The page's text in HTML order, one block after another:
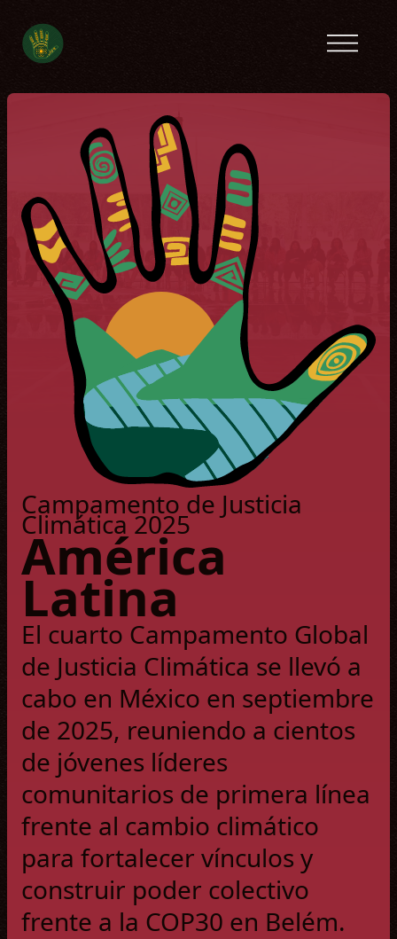
Campamentos previos
América Latina
Tanzania
Ecofeminista
Caribe
Líbano
Túnez
Contacto
English
Campamento de Justicia
Climática 2025
América
Latina
Photo credit: Ehecatl Rios
El cuarto Campamento Global
de Justicia Climática se llevó a
cabo en México en septiembre
de 2025, reuniendo a cientos
de jóvenes líderes
comunitarios de primera línea
frente al cambio climático
para fortalecer vínculos y
construir poder colectivo
frente a la COP30 en Belém.